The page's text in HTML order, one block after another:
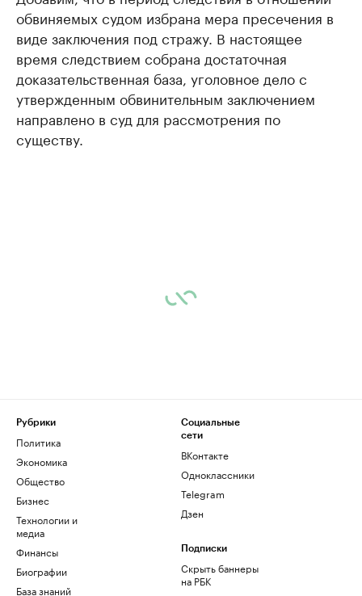
обвиняемых судом избрана мера пресечения в
виде заключения под стражу. В настоящее
время следствием собрана достаточная
доказательственная база, уголовное дело с
утвержденным обвинительным заключением
направлено в суд для рассмотрения по
существу.
Рубрики
Политика
Экономика
Общество
Бизнес
Технологии и
медиа
Финансы
Биографии
База знаний
Социальные
сети
ВКонтакте
Одноклассники
Telegram
Дзен
Подписки
Скрыть баннеры
на РБК